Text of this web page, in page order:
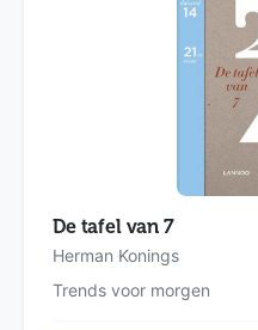
De tafel van 7
Herman Konings
Trends voor morgen